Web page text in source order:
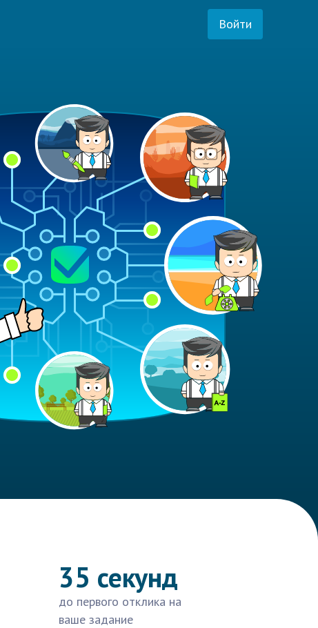
Войти
35 секунд
до первого отклика на
ваше задание